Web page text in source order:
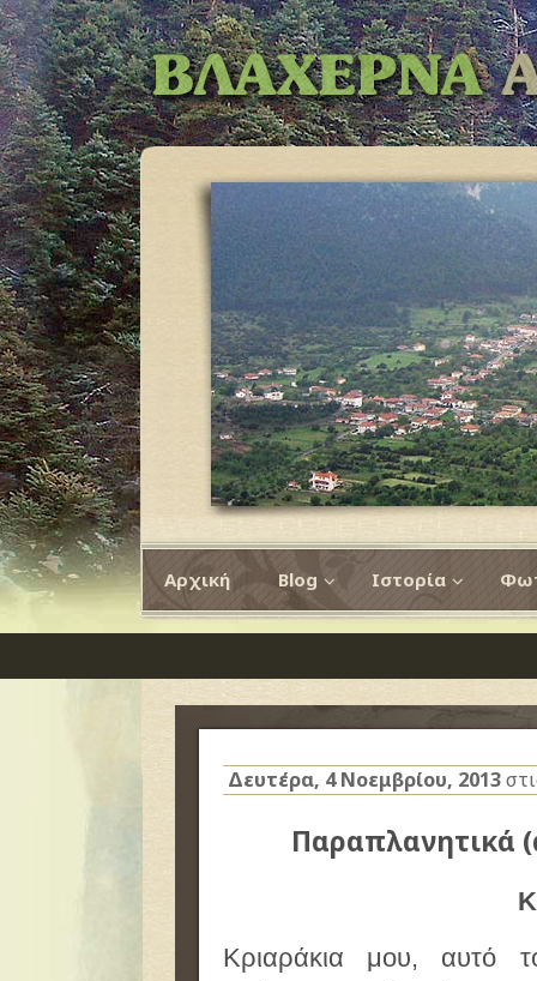
Αρχική Blog Ιστορία
Δευτέρα, 4 Νοεμβρίου, 2013
Παραπλανητικά
Κριαράκια μου, αυτό